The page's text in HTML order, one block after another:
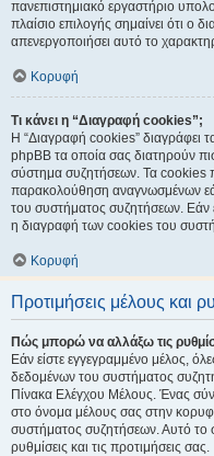
πανεπιστημιακό εργαστήριο
πλαίσιο επιλογής σημαίνει ότι ο
απενεργοποιήσει αυτό το
Κορυφή
Τι κάνει η “Διαγραφή cookies”;
Η “Διαγραφή cookies” διαγράφει
phpBB τα οποία σας διατηρούν
σύστημα συζητήσεων. Τα cookies
παρακολούθηση αναγνωσμένων
του συστήματος συζητήσεων.
η διαγραφή των cookies του
Κορυφή
Προτιμήσεις μέλους και
Πώς μπορώ να αλλάξω τις
Εάν είστε εγγεγραμμένο μέλος,
δεδομένων του συστήματος
Πίνακα Ελέγχου Μέλους. Ένας
στο όνομα μέλους σας στην
συστήματος συζητήσεων. Αυτό το
ρυθμίσεις και τις προτιμήσεις σας.